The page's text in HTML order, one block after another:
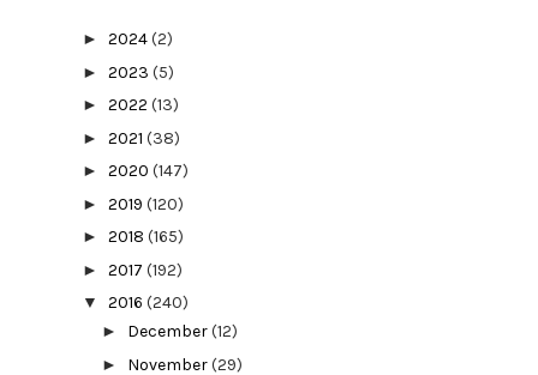
► 2024(2)
► 2023 (5)
► 2022 (13)
► 2021 (38)
► 2020 (147)
► 2019 (120)
► 2018 (165)
► 2017 (192)
▼ 2016 (240)
► December(12)
► November(29)